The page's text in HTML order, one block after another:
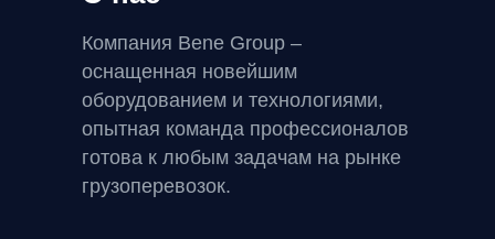
Компания Bene Group –
оснащенная новейшим
оборудованием и технологиями,
опытная команда профессионалов
готова к любым задачам на рынке
грузоперевозок.